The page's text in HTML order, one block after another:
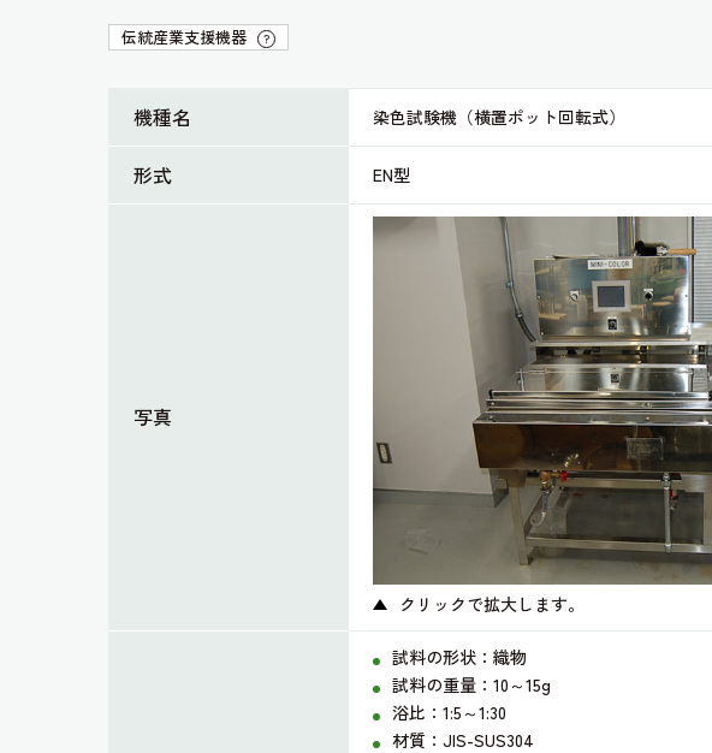
伝統産業支援機器 ?
機種名 染色試験機（横置ポット回転式）
形式 EN型
写真
クリックで拡大します。
試料の形状：織物
試料の重量：10～15g
浴比：1:5～1:30
材質：JIS-SUS304